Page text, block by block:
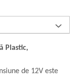
Plastic,
de 12V este